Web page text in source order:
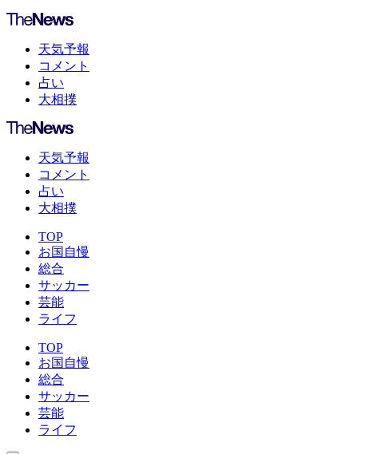
天気予報
コメント
占い
大相撲
天気予報
コメント
占い
大相撲
TOP
お国自慢
総合
サッカー
芸能
ライフ
TOP
お国自慢
総合
サッカー
芸能
ライフ